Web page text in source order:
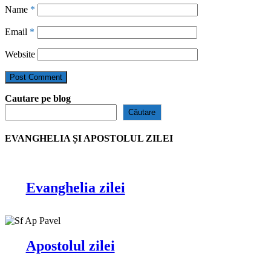
Name *
Email *
Website
Cautare pe blog
Căutare
EVANGHELIA ȘI APOSTOLUL ZILEI
Evanghelia zilei
Apostolul zilei